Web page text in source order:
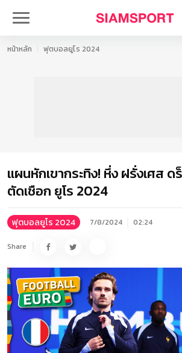
หน้าหลัก ฟุตบอลยูโร 2024
แผนหักเขากระทิง! หึ่ง ฝรั่งเศส ด
ตัดเชือก ยูโร 2024
ฟุตบอลยูโร 2024 7/8/2024 02:24
Share